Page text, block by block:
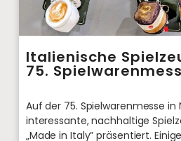
Italienische
75.
Auf der 75. Spielwarenmesse in
interessante, nachhaltige
„Made in Italy” präsentiert.